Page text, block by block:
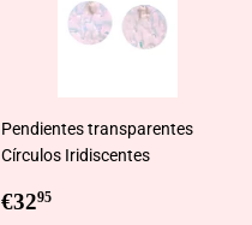
Pendientes transparentes
Círculos Iridiscentes
Regular
€3295